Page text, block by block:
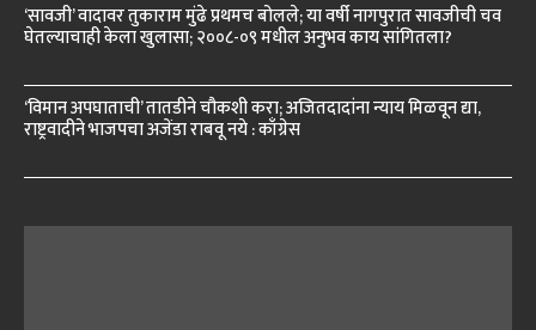
‘सावजी’ वादावर तुकाराम मुंढे प्रथमच बोलले; या वर्षी नागपुरात सावजीची चव
घेतल्याचाही केला खुलासा; २००८-०९ मधील अनुभव काय सांगितला?
‘विमान अपघाताची’ तातडीने चौकशी करा; अजितदादांना न्याय मिळवून द्या,
राष्ट्रवादीने भाजपचा अजेंडा राबवू नये : काँग्रेस